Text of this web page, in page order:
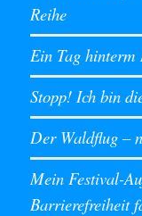
Reihe
Ein Tag hinterm
Stopp! Ich bin
Der Waldflug –
Mein Festival-
Barrierefreiheit